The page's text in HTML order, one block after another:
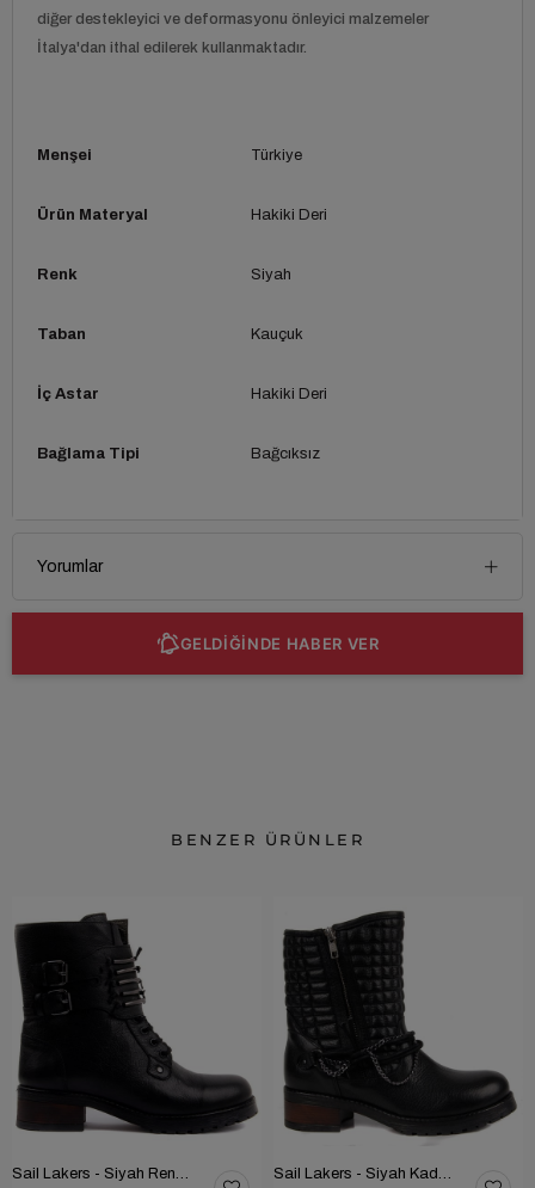
diğer destekleyici ve deformasyonu önleyici malzemeler
İtalya'dan ithal edilerek kullanmaktadır.
Menşei Türkiye
Ürün Materyal Hakiki Deri
Renk Siyah
Taban Kauçuk
İç Astar Hakiki Deri
Bağlama Tipi Bağcıksız
Yorumlar
GELDİĞİNDE HABER VER
BENZER ÜRÜNLER